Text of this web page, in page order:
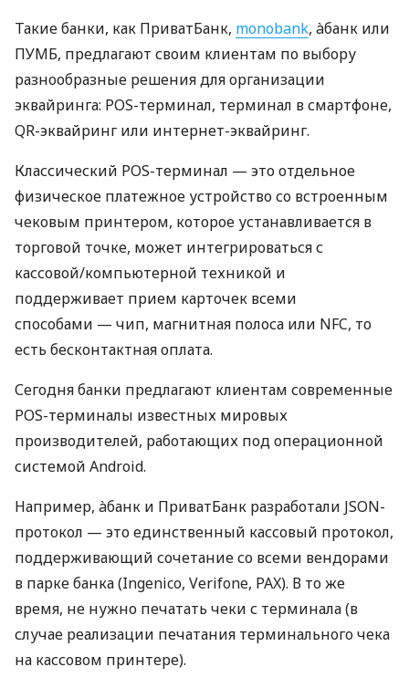
Такие банки, как ПриватБанк, monobank, àбанк или
ПУМБ, предлагают своим клиентам по выбору
разнообразные решения для организации
эквайринга: POS-терминал, терминал в смартфоне,
QR-эквайринг или интернет-эквайринг.
Классический POS-терминал — это отдельное
физическое платежное устройство со встроенным
чековым принтером, которое устанавливается в
торговой точке, может интегрироваться с
кассовой/компьютерной техникой и
поддерживает прием карточек всеми
способами — чип, магнитная полоса или NFC, то
есть бесконтактная оплата.
Сегодня банки предлагают клиентам современные
POS-терминалы известных мировых
производителей, работающих под операционной
системой Android.
Например, àбанк и ПриватБанк разработали JSON-
протокол — это единственный кассовый протокол,
поддерживающий сочетание со всеми вендорами
в парке банка (Ingenico, Verifone, PAX). В то же
время, не нужно печатать чеки с терминала (в
случае реализации печатания терминального чека
на кассовом принтере).